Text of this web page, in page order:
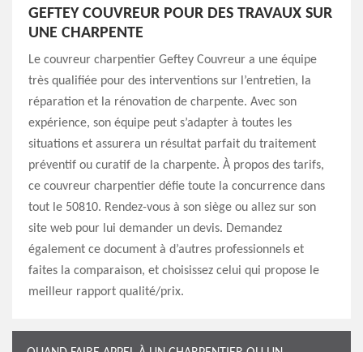
GEFTEY COUVREUR POUR DES TRAVAUX SUR
UNE CHARPENTE
Le couvreur charpentier Geftey Couvreur a une équipe
très qualifiée pour des interventions sur l’entretien, la
réparation et la rénovation de charpente. Avec son
expérience, son équipe peut s’adapter à toutes les
situations et assurera un résultat parfait du traitement
préventif ou curatif de la charpente. À propos des tarifs,
ce couvreur charpentier défie toute la concurrence dans
tout le 50810. Rendez-vous à son siège ou allez sur son
site web pour lui demander un devis. Demandez
également ce document à d’autres professionnels et
faites la comparaison, et choisissez celui qui propose le
meilleur rapport qualité/prix.